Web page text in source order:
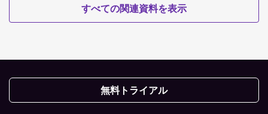
すべての関連資料を表示
無料トライアル